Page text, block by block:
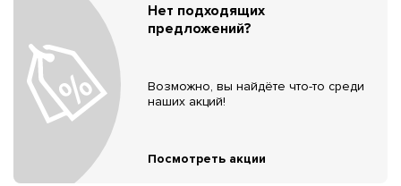
Нет подходящих
предложений?
Возможно, вы найдёте что-то среди
наших акций!
Посмотреть акции